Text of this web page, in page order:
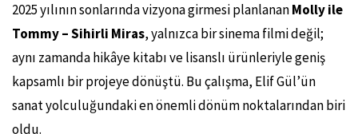
2025 yılının sonlarında vizyona girmesi planlananMolly ile
Tommy – Sihirli Miras, yalnızca bir sinema filmi değil;
aynı zamanda hikâye kitabı ve lisanslı ürünleriyle geniş
kapsamlı bir projeye dönüştü. Bu çalışma, Elif Gül’ün
sanat yolculuğundaki en önemli dönüm noktalarından biri
oldu.